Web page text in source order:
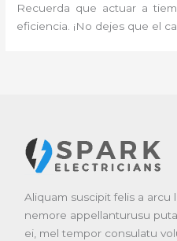
Recuerda que actuar a
eficiencia. ¡No dejes que el
Aliquam suscipit felis a
nemore appellanturusu
ei, mel tempor consulatu